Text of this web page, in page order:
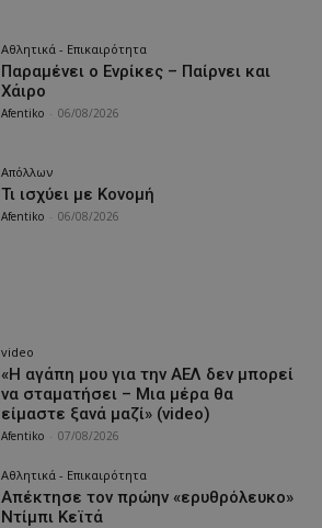
Αθλητικά - Επικαιρότητα
Παραμένει ο Ενρίκες – Παίρνει και
Χάιρο
Afentiko 06/08/2026
Απόλλων
Τι ισχύει με Κονομή
Afentiko 06/08/2026
video
«Η αγάπη μου για την ΑΕΛ δεν μπορεί
να σταματήσει – Μια μέρα θα
είμαστε ξανά μαζί» (video)
Afentiko 07/08/2026
Αθλητικά - Επικαιρότητα
Απέκτησε τον πρώην «ερυθρόλευκο»
Ντίμπι Κεϊτά